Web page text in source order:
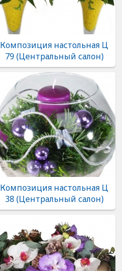
Композиция настольная Ц
79 (Центральный салон)
Композиция настольная Ц
38 (Центральный салон)